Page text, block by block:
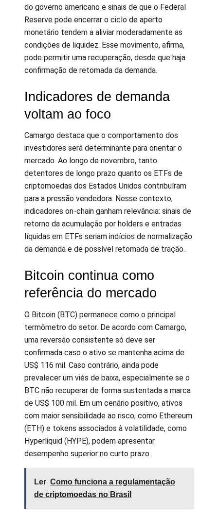
do governo americano e sinais de que o Federal
Reserve pode encerrar o ciclo de aperto
monetário tendem a aliviar moderadamente as
condições de liquidez. Esse movimento, afirma,
pode permitir uma recuperação, desde que haja
confirmação de retomada da demanda.
Indicadores de demanda
voltam ao foco
Camargo destaca que o comportamento dos
investidores será determinante para orientar o
mercado. Ao longo de novembro, tanto
detentores de longo prazo quanto os ETFs de
criptomoedas dos Estados Unidos contribuíram
para a pressão vendedora. Nesse contexto,
indicadores on-chain ganham relevância: sinais de
retorno da acumulação por holders e entradas
líquidas em ETFs seriam indícios de normalização
da demanda e de possível retomada de tração.
Bitcoin continua como
referência do mercado
O Bitcoin (BTC) permanece como o principal
termômetro do setor. De acordo com Camargo,
uma reversão consistente só deve ser
confirmada caso o ativo se mantenha acima de
US$ 116 mil. Caso contrário, ainda pode
prevalecer um viés de baixa, especialmente se o
BTC não recuperar de forma sustentada a marca
de US$ 100 mil. Em um cenário positivo, ativos
com maior sensibilidade ao risco, como Ethereum
(ETH) e tokens associados à volatilidade, como
Hyperliquid (HYPE), podem apresentar
desempenho superior no curto prazo.
Ler Como funciona a regulamentação
de criptomoedas no Brasil